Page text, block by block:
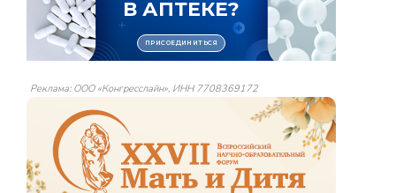
Реклама: ООО «Конгресслайн», ИНН 7708369172